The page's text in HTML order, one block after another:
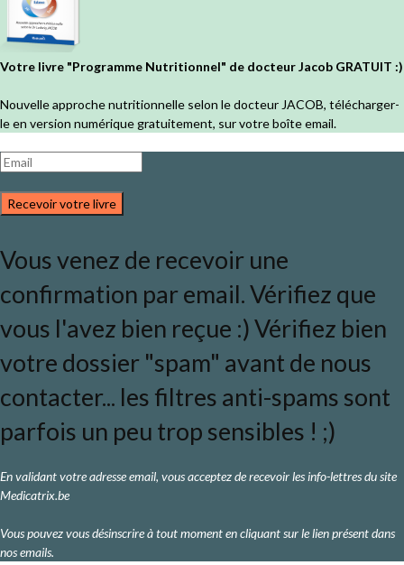
Votre livre "Programme Nutritionnel" de docteur Jacob GRATUIT :)
Nouvelle approche nutritionnelle selon le docteur JACOB, télécharger-
le en version numérique gratuitement, sur votre boîte email.
Recevoir votre livre
Vous venez de recevoir une
confirmation par email. Vérifiez que
vous l'avez bien reçue :) Vérifiez bien
votre dossier "spam" avant de nous
contacter... les filtres anti-spams sont
parfois un peu trop sensibles ! ;)
En validant votre adresse email, vous acceptez de recevoir les info-lettres du site
Medicatrix.be
Vous pouvez vous désinscrire à tout moment en cliquant sur le lien présent dans
nos emails.